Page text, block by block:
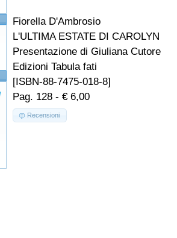
Fiorella D'Ambrosio
L'ULTIMA ESTATE DI CAROLYN
Presentazione di Giuliana Cutore
Edizioni Tabula fati
[ISBN-88-7475-018-8]
Pag. 128 - € 6,00
Recensioni